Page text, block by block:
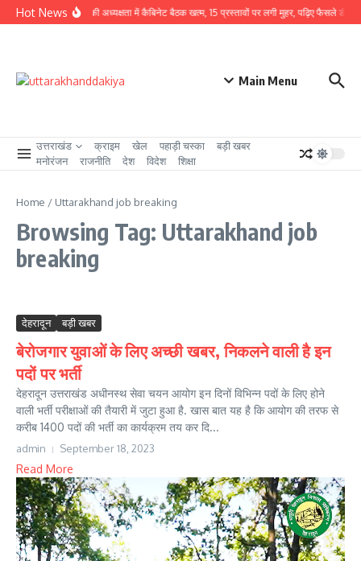
Skip to content
Hot NewsCM धामी की अध्यक्षता में कैबिनेट बैठक खत्म, 15 प्रस्तावों पर लगी मुहर, पढ़िए फैसले डीटेल से
Main Menu
उत्तराखंड क्राइम खेल पहाड़ी चस्का
बड़ी खबर
मनोरंजन
राजनीति देश विदेश शिक्षा
Home / Uttarakhand job breaking
Browsing Tag: Uttarakhand job
breaking
देहरादून बड़ी खबर
बेरोजगार युवाओं के लिए अच्छी खबर, निकलने वाली है इन
पदों पर भर्ती
देहरादून उत्तराखंड अधीनस्थ सेवा चयन आयोग इन दिनों विभिन्न पदों के लिए होने
वाली भर्ती परीक्षाओं की तैयारी में जुटा हुआ है. खास बात यह है कि आयोग की तरफ से
करीब 1400 पदों की भर्ती का कार्यक्रम तय कर दि...
admin September 18, 2023
Read More